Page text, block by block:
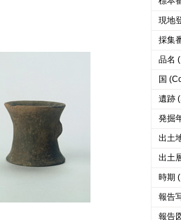
現地
採集
品名
国
遺跡
発掘
出土
出土
時期
報告
報告